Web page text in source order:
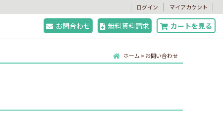
ログイン マイアカウント
お問合わせ 無料資料請求 カートを見る
ホーム >お問い合わせ